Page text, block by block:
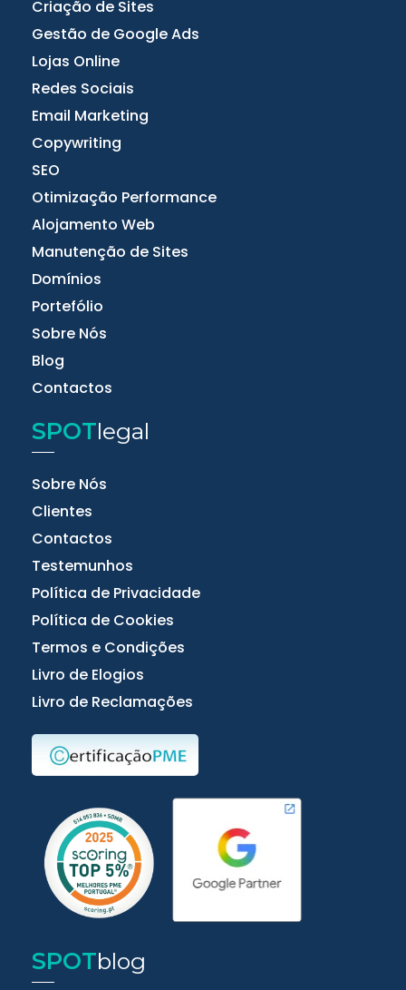
Criação de Sites
Gestão de Google Ads
Lojas Online
Redes Sociais
Email Marketing
Copywriting
SEO
Otimização Performance
Alojamento Web
Manutenção de Sites
Domínios
Portefólio
Sobre Nós
Blog
Contactos
SPOTlegal
Sobre Nós
Clientes
Contactos
Testemunhos
Política de Privacidade
Política de Cookies
Termos e Condições
Livro de Elogios
Livro de Reclamações
SPOTblog